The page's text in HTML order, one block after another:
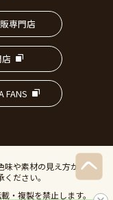
専門店
FANS
や素材の見え方が異なる
ださい。
・複製を禁止します。